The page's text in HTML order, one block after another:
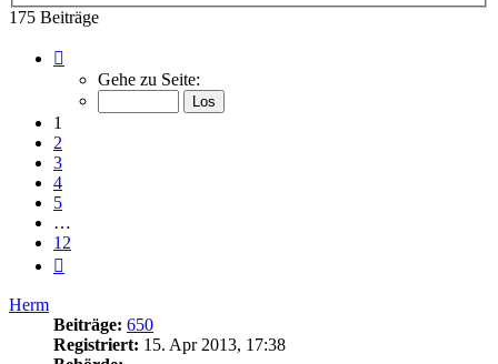
175 Beiträge
von
Gehe zu Seite:
1
2
3
4
5
…
12
Herm
Beiträge: 650
Registriert: 15. Apr 2013, 17:38